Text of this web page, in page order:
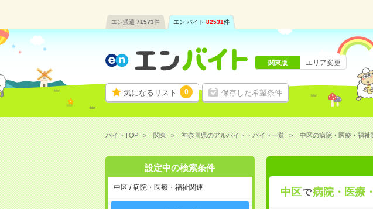
エン派遣 71573件 エン バイト 82531件
気になるリスト 0 保存した希望条件
関東版 エリア変更
バイトTOP 関東 神奈川県のアルバイト・バイト一覧 中区の病院・医療・福祉
設定中の検索条件
中区 / 病院・医療・福祉関連 中区で病院・医療